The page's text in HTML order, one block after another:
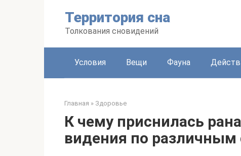
Территория сна
Толкования сновидений
Условия Вещи Фауна
Главная » Здоровье
К чему приснилась
видения по различным